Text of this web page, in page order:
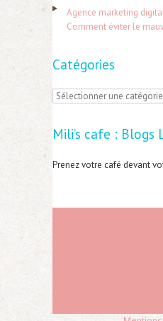
:
Agence marketing
Comment éviter le
Catégories
C
t
é
o
Mili’s cafe : Blogs
Prenez votre café devant